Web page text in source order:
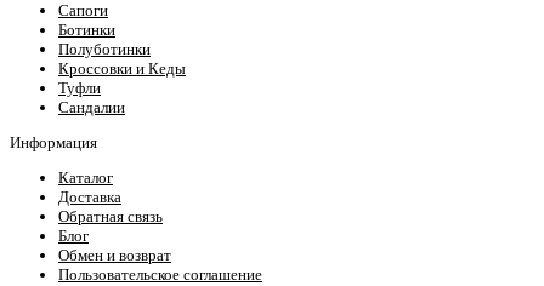
Сапоги
Ботинки
Полуботинки
Кроссовки и Кеды
Туфли
Сандалии
Информация
Каталог
Доставка
Обратная связь
Блог
Обмен и возврат
Пользовательское соглашение